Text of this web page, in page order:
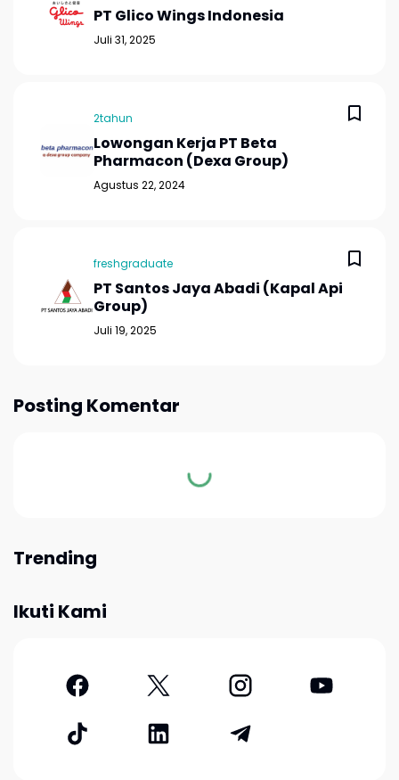
PT Glico Wings Indonesia
Juli 31, 2025
2tahun
Lowongan Kerja PT Beta
Pharmacon (Dexa Group)
Agustus 22, 2024
freshgraduate
PT Santos Jaya Abadi (Kapal Api
Group)
Juli 19, 2025
Posting Komentar
Trending
Ikuti Kami